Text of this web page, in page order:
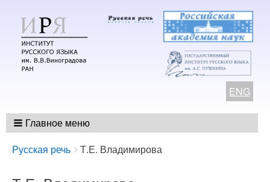
ENG
Главное меню
Breadcrumbs
You
here:
Русская речь Т.Е. Владимирова